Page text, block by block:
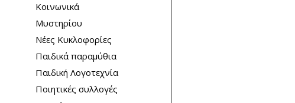
Κοινωνικά
Μυστηρίου
Νέες Κυκλοφορίες
Παιδικά παραμύθια
Παιδική Λογοτεχνία
Ποιητικές συλλογές